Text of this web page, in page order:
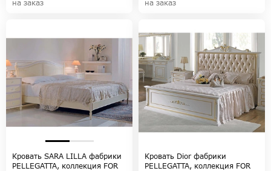
на заказ на заказ
Кровать SARA LILLA фабрики
PELLEGATTA, коллекция FOR
Кровать Dior фабрики
PELLEGATTA, коллекция FOR